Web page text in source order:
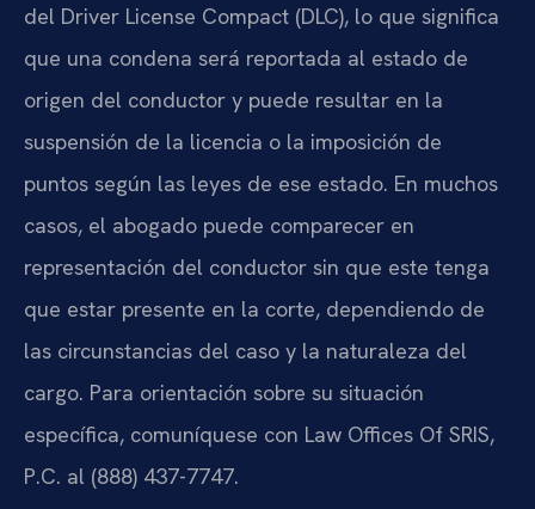
del Driver License Compact (DLC), lo que significa
que una condena será reportada al estado de
origen del conductor y puede resultar en la
suspensión de la licencia o la imposición de
puntos según las leyes de ese estado. En muchos
casos, el abogado puede comparecer en
representación del conductor sin que este tenga
que estar presente en la corte, dependiendo de
las circunstancias del caso y la naturaleza del
cargo. Para orientación sobre su situación
específica, comuníquese con Law Offices Of SRIS,
P.C. al (888) 437-7747.